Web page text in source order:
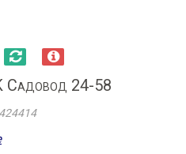
Садовод 24-58